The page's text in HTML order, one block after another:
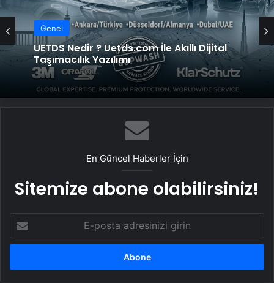
Genel
UETDS Nedir ? Uetds.com İle Akıllı Dijital
Taşımacılık Yazılımı
En Güncel Haberler İçin
Sitemize abone olabilirsiniz!
posta
adresinizi